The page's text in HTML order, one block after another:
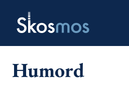
Skosmos
Humord